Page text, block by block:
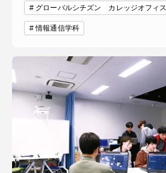
グローバルシチズン カレッジオフィス
情報通信学科